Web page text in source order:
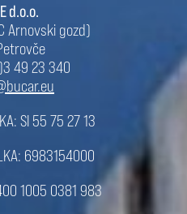
d.o.o.
Arnovski gozd)
49 23 340
SI 55 75 27 13
6983154000
1005 0381 983